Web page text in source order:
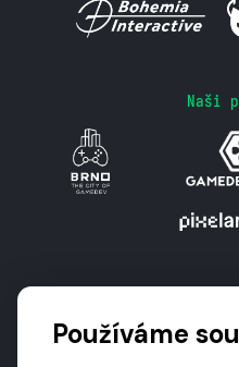
Naši
Používáme